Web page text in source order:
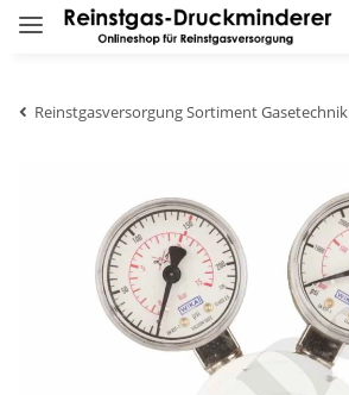
Reinstgasversorgung Sortiment Gasetechnik